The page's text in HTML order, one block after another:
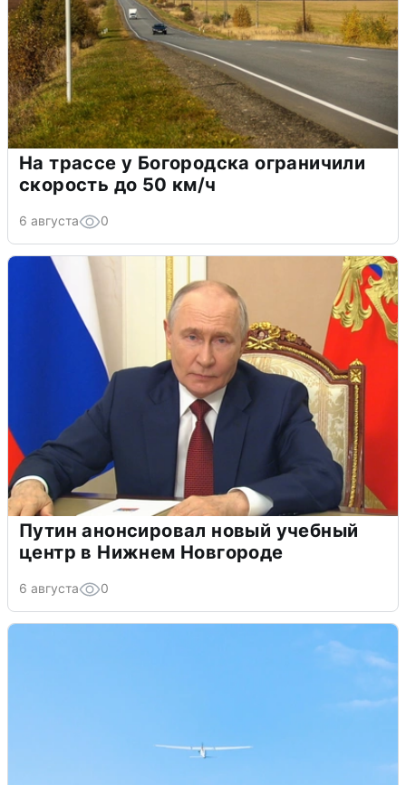
На трассе у Богородска ограничили
скорость до 50 км/ч
6 августа 0
Путин анонсировал новый учебный
центр в Нижнем Новгороде
6 августа 0